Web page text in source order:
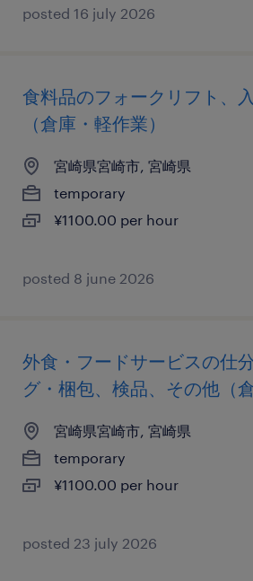
posted 16 july 2026
食料品のフォークリフト、
（倉庫・軽作業）
宮崎県宮崎市, 宮崎県
temporary
¥1100.00 per hour
posted 8 june 2026
外食・フードサービスの仕
グ・梱包、検品、その他（
宮崎県宮崎市, 宮崎県
temporary
¥1100.00 per hour
posted 23 july 2026